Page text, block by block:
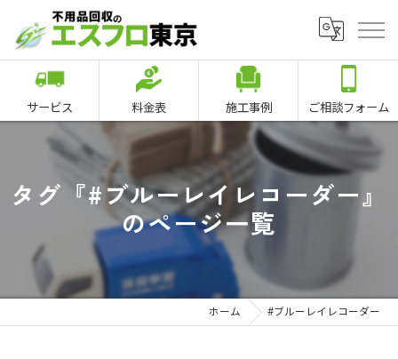
サービス 料金表 施工事例 ご相談フォーム
タグ『#ブルーレイレコーダー』
のページ一覧
ホーム #ブルーレイレコーダー